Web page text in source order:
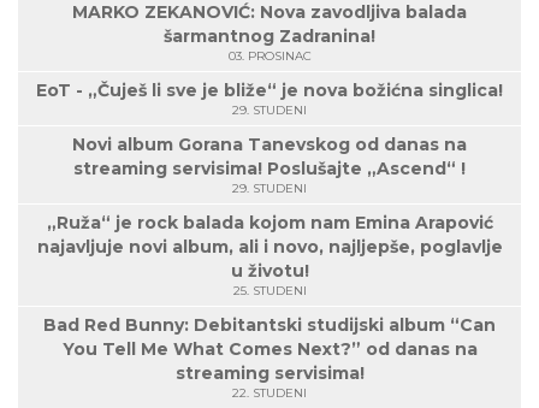
MARKO ZEKANOVIĆ: Nova zavodljiva balada
šarmantnog Zadranina!
03. PROSINAC
EoT - „Čuješ li sve je bliže“ je nova božićna singlica!
29. STUDENI
Novi album Gorana Tanevskog od danas na
streaming servisima! Poslušajte „Ascend“ !
29. STUDENI
„Ruža“ je rock balada kojom nam Emina Arapović
najavljuje novi album, ali i novo, najljepše, poglavlje
u životu!
25. STUDENI
Bad Red Bunny: Debitantski studijski album “Can
You Tell Me What Comes Next?” od danas na
streaming servisima!
22. STUDENI